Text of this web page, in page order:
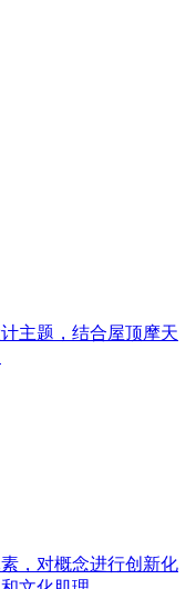
主题，结合屋顶摩天
，对概念进行创新化